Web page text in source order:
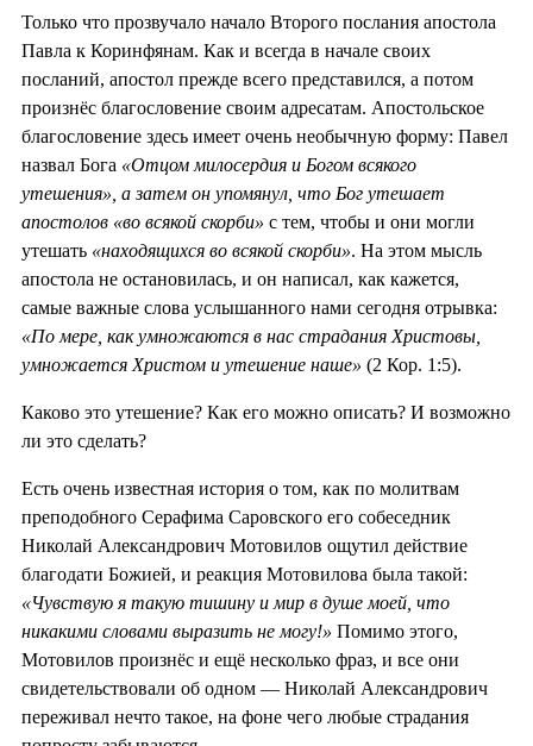
Только что прозвучало начало Второго послания апостола
Павла к Коринфянам. Как и всегда в начале своих
посланий, апостол прежде всего представился, а потом
произнёс благословение своим адресатам. Апостольское
благословение здесь имеет очень необычную форму: Павел
назвал Бога «Отцом милосердия и Богом всякого
утешения», а затем он упомянул, что Бог утешает
апостолов «во всякой скорби» с тем, чтобы и они могли
утешать «находящихся во всякой скорби». На этом мысль
апостола не остановилась, и он написал, как кажется,
самые важные слова услышанного нами сегодня отрывка:
«По мере, как умножаются в нас страдания Христовы,
умножается Христом и утешение наше» (2 Кор. 1:5).
Каково это утешение? Как его можно описать? И возможно
ли это сделать?
Есть очень известная история о том, как по молитвам
преподобного Серафима Саровского его собеседник
Николай Александрович Мотовилов ощутил действие
благодати Божией, и реакция Мотовилова была такой:
«Чувствую я такую тишину и мир в душе моей, что
никакими словами выразить не могу!» Помимо этого,
Мотовилов произнёс и ещё несколько фраз, и все они
свидетельствовали об одном — Николай Александрович
переживал нечто такое, на фоне чего любые страдания